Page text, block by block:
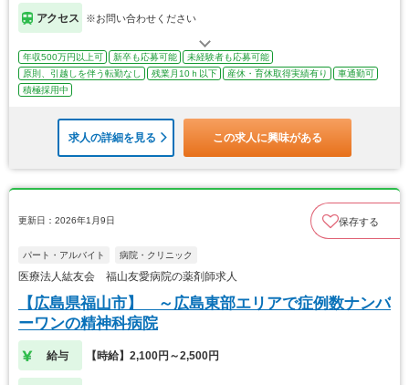
アクセス ※お問い合わせください
年収500万円以上可 新卒も応募可能
未経験者も応募可能
原則、引越しを伴う転勤なし
残業月10ｈ以下 産休・育休取得実績有り
車通勤可
積極採用中
求人の詳細を見る この求人に興味がある
更新日：2026年1月9日 保存する
パート・アルバイト 病院・クリニック
医療法人紘友会 福山友愛病院の薬剤師求人
【広島県福山市】 ～広島東部エリアで症例数ナンバ
ーワンの精神科病院
給与 【時給】2,100円～2,500円